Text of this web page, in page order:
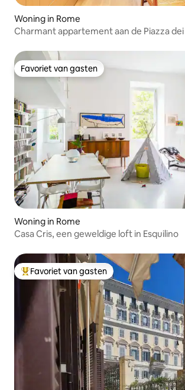
Woning in Rome
Charmant appartement aan de Piazza
Favoriet van gasten
Favoriet van gasten
Woning in Rome
Casa Cris, een geweldige loft in Esquilino
Topfavoriet van gasten
Favoriet van gasten